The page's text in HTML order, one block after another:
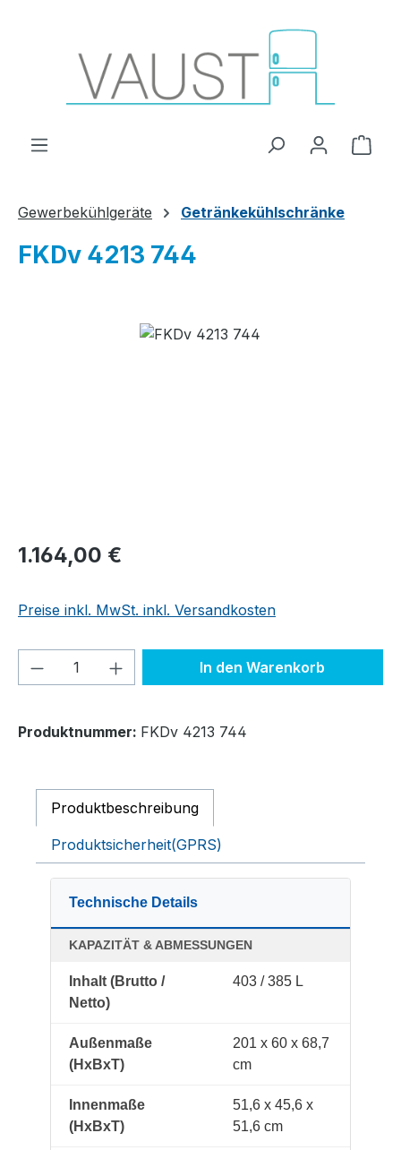
Gewerbekühlgeräte Getränkekühlschränke
FKDv 4213 744
Bildergalerie überspringen
Regulärer Preis:
1.164,00 €
Preise inkl. MwSt. inkl. Versandkosten
Produkt Anzahl: Gib denIn den Warenkorb
Produktnummer: FKDv 4213 744
Produktbeschreibung
Produktsicherheit(GPRS)
Technische Details
KAPAZITÄT & ABMESSUNGEN
Inhalt (Brutto /
Netto)
403 / 385 L
Außenmaße
(HxBxT)
201 x 60 x 68,7
cm
Innenmaße
(HxBxT)
51,6 x 45,6 x
51,6 cm